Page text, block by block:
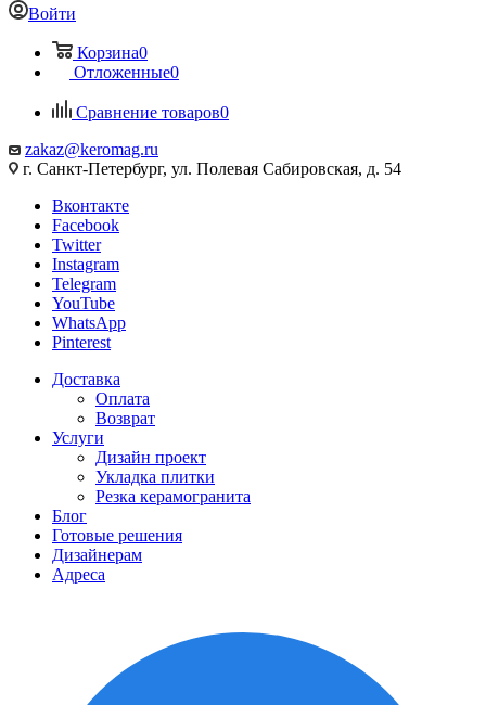
Войти
Корзина0
Отложенные0
Сравнение товаров0
zakaz@keromag.ru
г. Санкт-Петербург, ул. Полевая Сабировская, д. 54
Вконтакте
Facebook
Twitter
Instagram
Telegram
YouTube
WhatsApp
Pinterest
Доставка
Оплата
Возврат
Услуги
Дизайн проект
Укладка плитки
Резка керамогранита
Блог
Готовые решения
Дизайнерам
Адреса